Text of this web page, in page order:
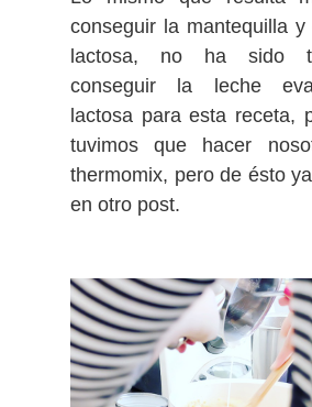
conseguir la mantequilla
lactosa, no ha sido
conseguir la leche
lactosa para esta receta,
tuvimos que hacer
thermomix, pero de ésto
en otro post.